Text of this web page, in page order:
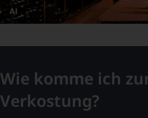
Dieses
wurde
KI
verändert.
Wie komme ich
Verkostung?